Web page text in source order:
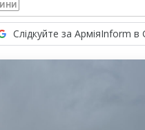
Слідкуйте за АрміяInform в